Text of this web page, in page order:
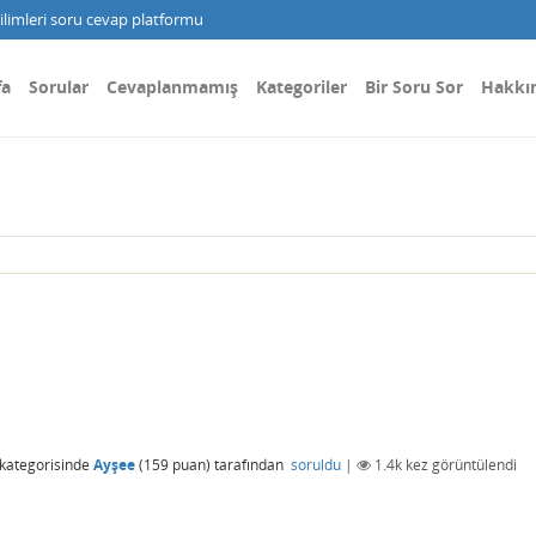
soru cevap platformu
Sorular Cevaplanmamış Kategoriler Bir Soru Sor
Ayşee(159 puan) tarafından soruldu | 1.4k kez görüntülendi